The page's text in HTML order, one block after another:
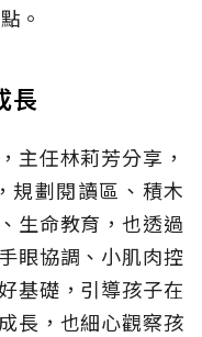
。
長
主任林莉芳分享，
規劃閱讀區、積木
生命教育，也透過
眼協調、小肌肉控
基礎，引導孩子在
長，也細心觀察孩